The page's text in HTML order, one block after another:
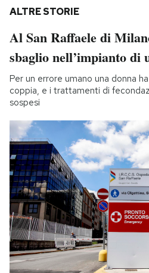
ALTRE STORIE
Al San Raffaele di
sbaglio nell’impianto di
Per un errore umano una donna
coppia, e i trattamenti di
sospesi